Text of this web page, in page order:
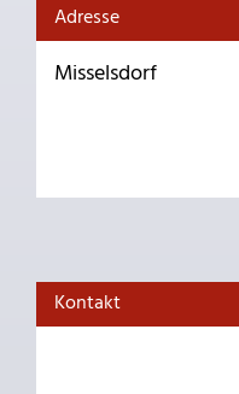
Adresse
Misselsdorf
Kontakt